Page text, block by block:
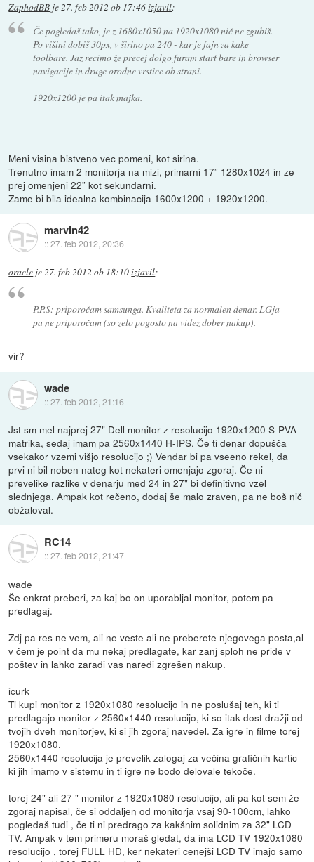
ZaphodBB je27. feb 2012 ob 17:46izjavil:
Če pogledaš tako, je z 1680x1050 na 1920x1080 nič ne zgubiš.
Po višini dobiš 30px, v širino pa 240 - kar je fajn za kake
toolbare. Jaz recimo že precej dolgo furam start bare in browser
navigacije in druge orodne vrstice ob strani.
1920x1200 je pa itak majka.
Meni visina bistveno vec pomeni, kot sirina.
Trenutno imam 2 monitorja na mizi, primarni 17” 1280x1024 in ze
prej omenjeni 22” kot sekundarni.
Zame bi bila idealna kombinacija 1600x1200 + 1920x1200.
marvin42
::27. feb 2012, 20:36
oracle je27. feb 2012 ob 18:10izjavil:
P.P.S: priporočam samsunga. Kvaliteta za normalen denar. LGja
pa ne priporočam (so zelo pogosto na videz dober nakup).
vir?
wade
::27. feb 2012, 21:16
Jst sm mel najprej 27" Dell monitor z resolucijo 1920x1200 S-PVA
matrika, sedaj imam pa 2560x1440 H-IPS. Če ti denar dopušča
vsekakor vzemi višjo resolucijo ;) Vendar bi pa vseeno rekel, da
prvi ni bil noben nateg kot nekateri omenjajo zgoraj. Če ni
prevelike razlike v denarju med 24 in 27" bi definitivno vzel
slednjega. Ampak kot rečeno, dodaj še malo zraven, pa ne boš nič
obžaloval.
RC14
::27. feb 2012, 21:47
wade
Še enkrat preberi, za kaj bo on uporabljal monitor, potem pa
predlagaj.
Zdj pa res ne vem, ali ne veste ali ne preberete njegovega posta,al
v čem je point da mu nekaj predlagate, kar zanj sploh ne pride v
poštev in lahko zaradi vas naredi zgrešen nakup.
icurk
Ti kupi monitor z 1920x1080 resolucijo in ne poslušaj teh, ki ti
predlagajo monitor z 2560x1440 resolucijo, ki so itak dost dražji od
tvojih dveh monitorjev, ki si jih zgoraj navedel. Za igre in filme torej
1920x1080.
2560x1440 resolucija je prevelik zalogaj za večina grafičnih kartic
ki jih imamo v sistemu in ti igre ne bodo delovale tekoče.
torej 24" ali 27 " monitor z 1920x1080 resolucijo, ali pa kot sem že
zgoraj napisal, če si oddaljen od monitorja vsaj 90-100cm, lahko
pogledaš tudi , če ti ni predrago za kakšnim solidnim za 32" LCD
TV. Ampak v tem primeru moraš gledat, da ima LCD TV 1920x1080
resolucijo , torej FULL HD, ker nekateri cenejši LCD TV imajo samo